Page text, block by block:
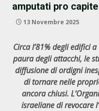
amputati pro
13 Novembre 2025
Circa l’81% degli edifici
paura degli attacchi, le
diffusione di ordigni
di tornare nelle
ancora chiusi.
israeliane di revocare